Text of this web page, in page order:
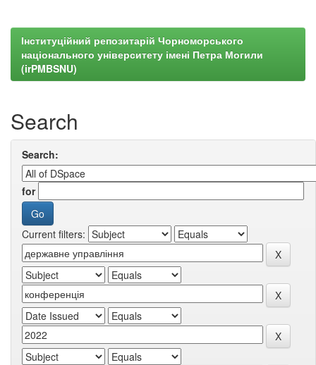
Інституційний репозитарій Чорноморського
національного університету імені Петра Могили
(irPMBSNU)
Search
Search:
for
Current filters: